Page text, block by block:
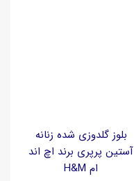
بلوز گلدوزی شده زنانه
آستین پرپری برند اچ اند
ام H&M